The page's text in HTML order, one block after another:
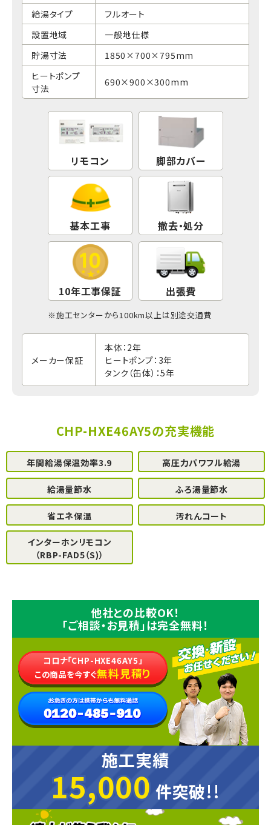
給湯タイプ
フルオート
設置地域
一般地仕様
貯湯寸法
1850×700×795mm
ヒートポンプ
寸法
690×900×300mm
リモコン 脚部カバー
基本工事 撤去・処分
10年工事保証 出張費
※施工センターから100km以上は別途交通費
メーカー保証
本体：2年
ヒートポンプ：3年
タンク（缶体）：5年
CHP-HXE46AY5の充実機能
年間給湯保温効率3.9 高圧力パワフル給湯
給湯量節水 ふろ湯量節水
省エネ保温 汚れんコート
インターホンリモコン
（RBP-FAD5（S)）
他社との比較OK！
「ご相談・お見積」は完全無料！
コロナ「CHP-HXE46AY5」
この商品を今すぐ無料見積り
施工実績
15,000
15,000 件突破!!